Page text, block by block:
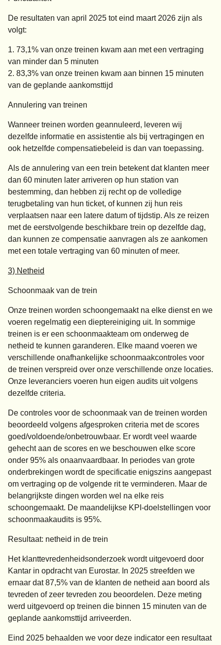
De resultaten van april 2025 tot eind maart 2026 zijn als
volgt:
73,1% van onze treinen kwam aan met een vertraging
van minder dan 5 minuten
83,3% van onze treinen kwam aan binnen 15 minuten
van de geplande aankomsttijd
Annulering van treinen
Wanneer treinen worden geannuleerd, leveren wij
dezelfde informatie en assistentie als bij vertragingen en
ook hetzelfde compensatiebeleid is dan van toepassing.
Als de annulering van een trein betekent dat klanten meer
dan 60 minuten later arriveren op hun station van
bestemming, dan hebben zij recht op de volledige
terugbetaling van hun ticket, of kunnen zij hun reis
verplaatsen naar een latere datum of tijdstip. Als ze reizen
met de eerstvolgende beschikbare trein op dezelfde dag,
dan kunnen ze compensatie aanvragen als ze aankomen
met een totale vertraging van 60 minuten of meer.
3) Netheid
Schoonmaak van de trein
Onze treinen worden schoongemaakt na elke dienst en we
voeren regelmatig een dieptereiniging uit. In sommige
treinen is er een schoonmaakteam om onderweg de
netheid te kunnen garanderen. Elke maand voeren we
verschillende onafhankelijke schoonmaakcontroles voor
de treinen verspreid over onze verschillende onze locaties.
Onze leveranciers voeren hun eigen audits uit volgens
dezelfde criteria.
De controles voor de schoonmaak van de treinen worden
beoordeeld volgens afgesproken criteria met de scores
goed/voldoende/onbetrouwbaar. Er wordt veel waarde
gehecht aan de scores en we beschouwen elke score
onder 95% als onaanvaardbaar. In periodes van grote
onderbrekingen wordt de specificatie enigszins aangepast
om vertraging op de volgende rit te verminderen. Maar de
belangrijkste dingen worden wel na elke reis
schoongemaakt. De maandelijkse KPI-doelstellingen voor
schoonmaakaudits is 95%.
Resultaat: netheid in de trein
Het klanttevredenheidsonderzoek wordt uitgevoerd door
Kantar in opdracht van Eurostar. In 2025 streefden we
ernaar dat 87,5% van de klanten de netheid aan boord als
tevreden of zeer tevreden zou beoordelen. Deze meting
werd uitgevoerd op treinen die binnen 15 minuten van de
geplande aankomsttijd arriveerden.
Eind 2025 behaalden we voor deze indicator een resultaat